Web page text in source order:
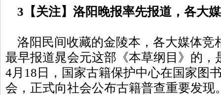
3【关注】洛阳晚报率先报道，各大
洛阳民间收藏的金陵本，各大媒体竞
最早报道晁会元这部《本草纲目》的，
4月18日，国家古籍保护中心在国家图
会，正式向社会公布古籍普查重要发现